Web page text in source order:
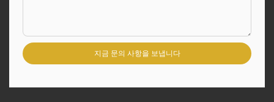
지금 문의 사항을 보냅니다